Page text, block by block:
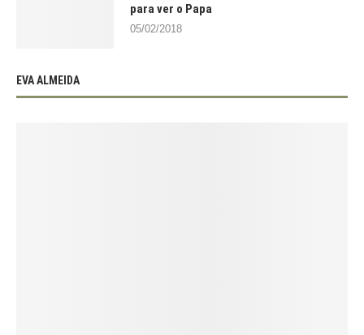
para ver o Papa
05/02/2018
EVA ALMEIDA